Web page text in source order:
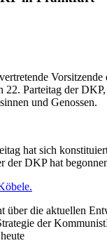
22. Parteitag der
und Genossen.
hat sich
der DKP hat
über die aktuellen
der